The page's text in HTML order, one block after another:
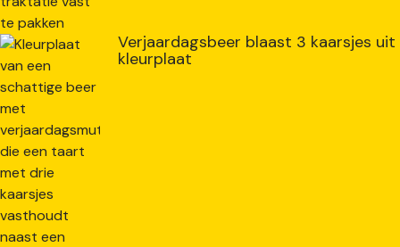
Verjaardagsbeer blaast 3 kaarsjes uit
kleurplaat